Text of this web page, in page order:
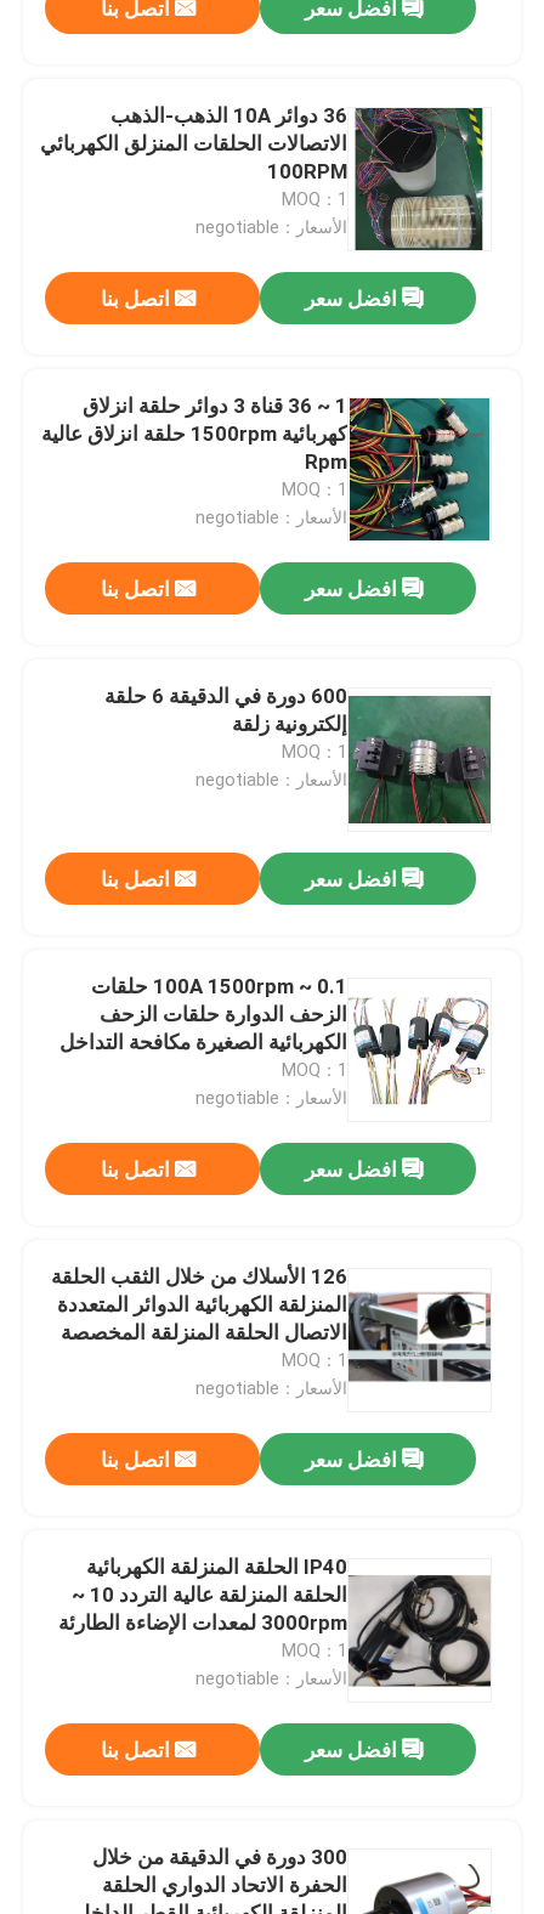
المنتجات
فيديوهات
حولنا
مراقبة الجودة
اطلب اقتباس
حلقة زلة موصلة
حلقة زلقة مضادة للماء
افضل سعر اتصل بنا
36 دوائر 10A الذهب-الذهب
الاتصالات الحلقات المنزلق الكهربائي
100RPM
MOQ：1
الأسعار：negotiable
افضل سعر اتصل بنا
1 ~ 36 قناة 3 دوائر حلقة انزلاق
كهربائية 1500rpm حلقة انزلاق عالية
Rpm
MOQ：1
الأسعار：negotiable
افضل سعر اتصل بنا
600 دورة في الدقيقة 6 حلقة
إلكترونية زلقة
MOQ：1
الأسعار：negotiable
افضل سعر اتصل بنا
0.1 ~ 100A 1500rpm حلقات
الزحف الدوارة حلقات الزحف
الكهربائية الصغيرة مكافحة التداخل
MOQ：1
الأسعار：negotiable
افضل سعر اتصل بنا
126 الأسلاك من خلال الثقب الحلقة
المنزلقة الكهربائية الدوائر المتعددة
الاتصال الحلقة المنزلقة المخصصة
لأي معدات ميكانيكية
MOQ：1
الأسعار：negotiable
افضل سعر اتصل بنا
IP40 الحلقة المنزلقة الكهربائية
الحلقة المنزلقة عالية التردد 10 ~
3000rpm لمعدات الإضاءة الطارئة
MOQ：1
الأسعار：negotiable
افضل سعر اتصل بنا
300 دورة في الدقيقة من خلال
الحفرة الاتحاد الدواري الحلقة